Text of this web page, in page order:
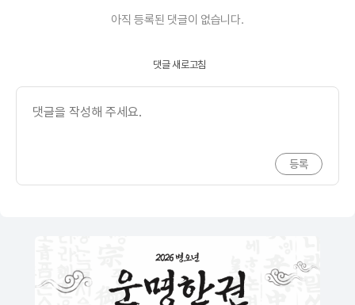
아직 등록된 댓글이 없습니다.
댓글 새로고침